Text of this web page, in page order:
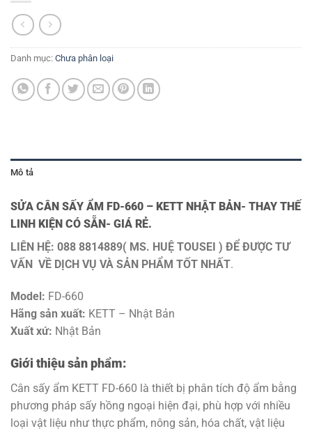
Danh mục: Chưa phân loại
Mô tả
SỬA CÂN SẤY ẨM FD-660 – KETT NHẬT BẢN- THAY THẾ
LINH KIỆN CÓ SẴN- GIÁ RẺ.
LIÊN HỆ: 088 8814889( MS. HUỆ TOUSEI ) ĐỂ ĐƯỢC TƯ
VẤN VỀ DỊCH VỤ VÀ SẢN PHẨM TỐT NHẤT.
Model: FD-660
Hãng sản xuất: KETT – Nhật Bản
Xuất xứ: Nhật Bản
Giới thiệu sản phẩm:
Cân sấy ẩm KETT FD-660 là thiết bị phân tích độ ẩm bằng
phương pháp sấy hồng ngoại hiện đại, phù hợp với nhiều
loại vật liệu như thực phẩm, nông sản, hóa chất, vật liệu